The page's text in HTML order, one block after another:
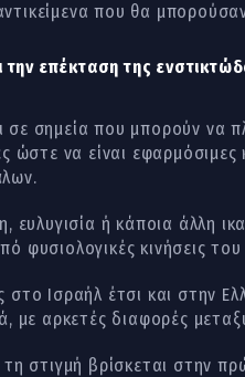
που θα
την επέκταση της
σε σημεία που μπορούν να
ώστε να είναι
ευλυγισία ή κάποια άλλη
φυσιολογικές κινήσεις
Ισραήλ έτσι και στην
με αρκετές διαφορές
στιγμή βρίσκεται στην